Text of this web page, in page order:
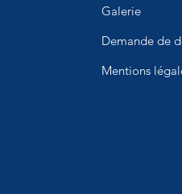
Galerie
Demande de
Mentions